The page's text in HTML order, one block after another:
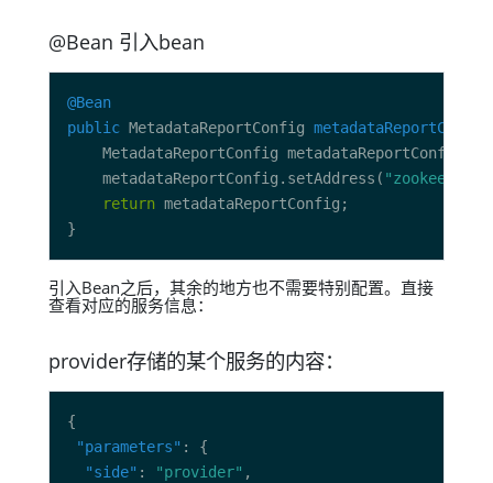
@Bean 引入bean
@Bean
public MetadataReportConfig metadataReportConfig
    MetadataReportConfig metadataReportConfig
    metadataReportConfig.setAddress(
return
引入Bean之后，其余的地方也不需要特别配置。直接
查看对应的服务信息：
provider存储的某个服务的内容：
"parameters"
"side" : "provider"